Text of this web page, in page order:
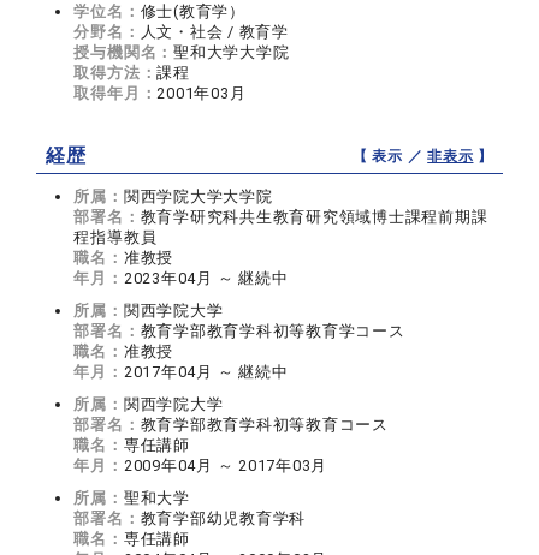
学位名： 修士(教育学）
分野名： 人文・社会 / 教育学
授与機関名：聖和大学大学院
取得方法：課程
取得年月： 2001年03月
経歴 【 表示 ／非表示 】
所属： 関西学院大学大学院
部署名： 教育学研究科共生教育研究領域博士課程前期課
程指導教員
職名： 准教授
年月： 2023年04月 ～ 継続中
所属： 関西学院大学
部署名： 教育学部教育学科初等教育学コース
職名： 准教授
年月： 2017年04月 ～ 継続中
所属： 関西学院大学
部署名： 教育学部教育学科初等教育コース
職名： 専任講師
年月： 2009年04月 ～ 2017年03月
所属： 聖和大学
部署名： 教育学部幼児教育学科
職名： 専任講師